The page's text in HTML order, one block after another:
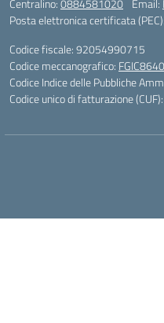
Centralino:0884581020 Email:
Posta elettronica certificata (PEC):
Codice fiscale: 92054990715
Codice meccanografico:
Codice Indice delle Pubbliche
Codice unico di fatturazione